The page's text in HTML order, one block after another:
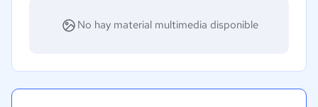
No hay material multimedia disponible